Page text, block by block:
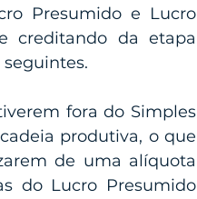
Presumido e Lucro
creditando da etapa
fora do Simples
produtiva, o que
de uma alíquota
do Lucro Presumido